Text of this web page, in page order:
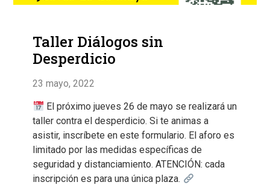
Taller Diálogos sin
Desperdicio
23 mayo, 2022
El próximo jueves 26 de mayo se realizará un
taller contra el desperdicio. Si te animas a
asistir, inscríbete en este formulario. El aforo es
limitado por las medidas específicas de
seguridad y distanciamiento. ATENCIÓN: cada
inscripción es para una única plaza.